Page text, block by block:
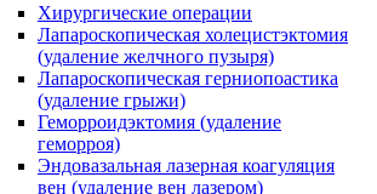
Хирургические операции
Лапароскопическая холецистэктомия
(удаление желчного пузыря)
Лапароскопическая герниопоастика
(удаление грыжи)
Геморроидэктомия (удаление
геморроя)
Эндовазальная лазерная коагуляция
вен (удаление вен лазером)